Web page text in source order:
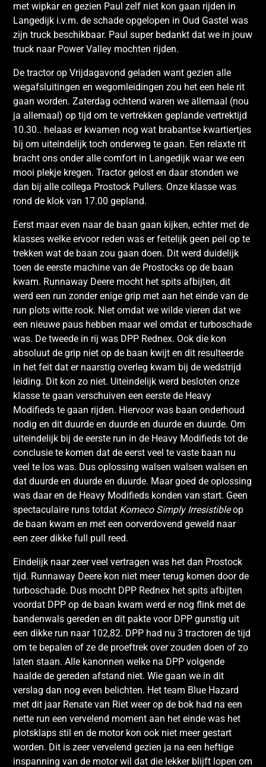
met wipkar en gezien Paul zelf niet kon gaan rijden in
Langedijk i.v.m. de schade opgelopen in Oud Gastel was
zijn truck beschikbaar. Paul super bedankt dat we in jouw
truck naar Power Valley mochten rijden.
De tractor op Vrijdagavond geladen want gezien alle
wegafsluitingen en wegomleidingen zou het een hele rit
gaan worden. Zaterdag ochtend waren we allemaal (nou
ja allemaal) op tijd om te vertrekken geplande vertrektijd
10.30.. helaas er kwamen nog wat brabantse kwartiertjes
bij om uiteindelijk toch onderweg te gaan. Een relaxte rit
bracht ons onder alle comfort in Langedijk waar we een
mooi plekje kregen. Tractor gelost en daar stonden we
dan bij alle collega Prostock Pullers. Onze klasse was
rond de klok van 17.00 gepland.
Eerst maar even naar de baan gaan kijken, echter met de
klasses welke ervoor reden was er feitelijk geen peil op te
trekken wat de baan zou gaan doen. Dit werd duidelijk
toen de eerste machine van de Prostocks op de baan
kwam. Runnaway Deere mocht het spits afbijten, dit
werd een run zonder enige grip met aan het einde van de
run plots witte rook. Niet omdat we wilde vieren dat we
een nieuwe paus hebben maar wel omdat er turboschade
was. De tweede in rij was DPP Rednex. Ook die kon
absoluut de grip niet op de baan kwijt en dit resulteerde
in het feit dat er naarstig overleg kwam bij de wedstrijd
leiding. Dit kon zo niet. Uiteindelijk werd besloten onze
klasse te gaan verschuiven een eerste de Heavy
Modifieds te gaan rijden. Hiervoor was baan onderhoud
nodig en dit duurde en duurde en duurde en duurde. Om
uiteindelijk bij de eerste run in de Heavy Modifieds tot de
conclusie te komen dat de eerst veel te vaste baan nu
veel te los was. Dus oplossing walsen walsen walsen en
dat duurde en duurde en duurde. Maar goed de oplossing
was daar en de Heavy Modifieds konden van start. Geen
spectaculaire runs totdat Komeco Simply Irresistibleop
de baan kwam en met een oorverdovend geweld naar
een zeer dikke full pull reed.
Eindelijk naar zeer veel vertragen was het dan Prostock
tijd. Runnaway Deere kon niet meer terug komen door de
turboschade. Dus mocht DPP Rednex het spits afbijten
voordat DPP op de baan kwam werd er nog flink met de
bandenwals gereden en dit pakte voor DPP gunstig uit
een dikke run naar 102,82. DPP had nu 3 tractoren de tijd
om te bepalen of ze de proeftrek over zouden doen of zo
laten staan. Alle kanonnen welke na DPP volgende
haalde de gereden afstand niet. Wie gaan we in dit
verslag dan nog even belichten. Het team Blue Hazard
met dit jaar Renate van Riet weer op de bok had na een
nette run een vervelend moment aan het einde was het
plotsklaps stil en de motor kon ook niet meer gestart
worden. Dit is zeer vervelend gezien ja na een heftige
inspanning van de motor wil dat die lekker blijft lopen om